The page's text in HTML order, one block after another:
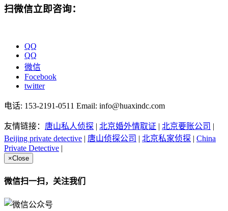
扫微信立即咨询：
QQ
QQ
微信
Focebook
twitter
电话: 153-2191-0511 Email: info@huaxindc.com
友情链接： 唐山私人侦探 | 北京婚外情取证 | 北京要账公司 |
Beijing private detective | 唐山侦探公司 | 北京私家侦探 | China
Private Detective |
×Close
微信扫一扫，关注我们